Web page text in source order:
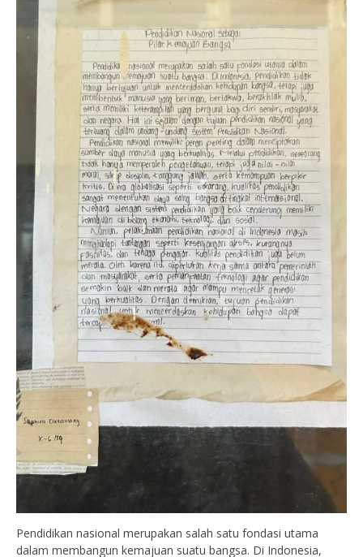
Pendidikan nasional merupakan salah satu fondasi utama
dalam membangun kemajuan suatu bangsa. Di Indonesia,